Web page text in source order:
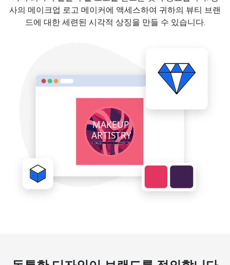
사의 메이크업 로고 메이커에 액세스하여 귀하의 뷰티 브랜
드에 대한 세련된 시각적 상징을 만들 수 있습니다.